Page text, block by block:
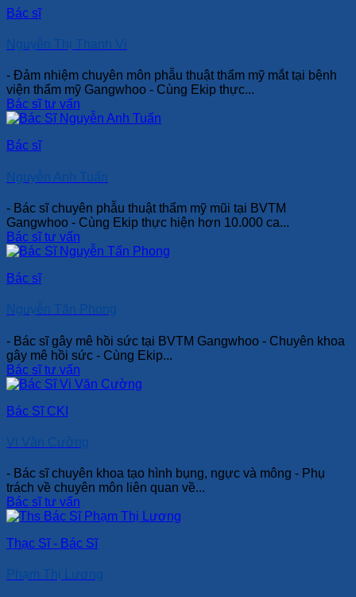
Bác sĩ
Nguyễn Thị Thanh Vi
- Đảm nhiệm chuyên môn phẫu thuật thẩm mỹ mắt tại bệnh
viện thẩm mỹ Gangwhoo - Cùng Ekip thực...
Bác sĩ tư vấn
Bác sĩ
Nguyễn Anh Tuấn
- Bác sĩ chuyên phẫu thuật thẩm mỹ mũi tại BVTM
Gangwhoo - Cùng Ekip thực hiện hơn 10.000 ca...
Bác sĩ tư vấn
Bác sĩ
Nguyễn Tấn Phong
- Bác sĩ gây mê hồi sức tại BVTM Gangwhoo - Chuyên khoa
gây mê hồi sức - Cùng Ekip...
Bác sĩ tư vấn
Bác Sĩ CKI
Vi Văn Cường
- Bác sĩ chuyên khoa tạo hình bụng, ngực và mông - Phụ
trách về chuyên môn liên quan về...
Bác sĩ tư vấn
Thạc Sĩ - Bác Sĩ
Phạm Thị Lương